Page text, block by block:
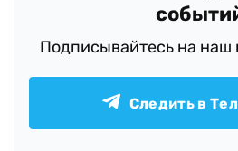
Подписывайтесь на наш
Следить в